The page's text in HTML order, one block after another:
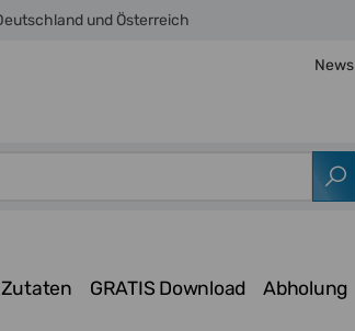
und Österreich
News
Zutaten GRATIS Download Abholung